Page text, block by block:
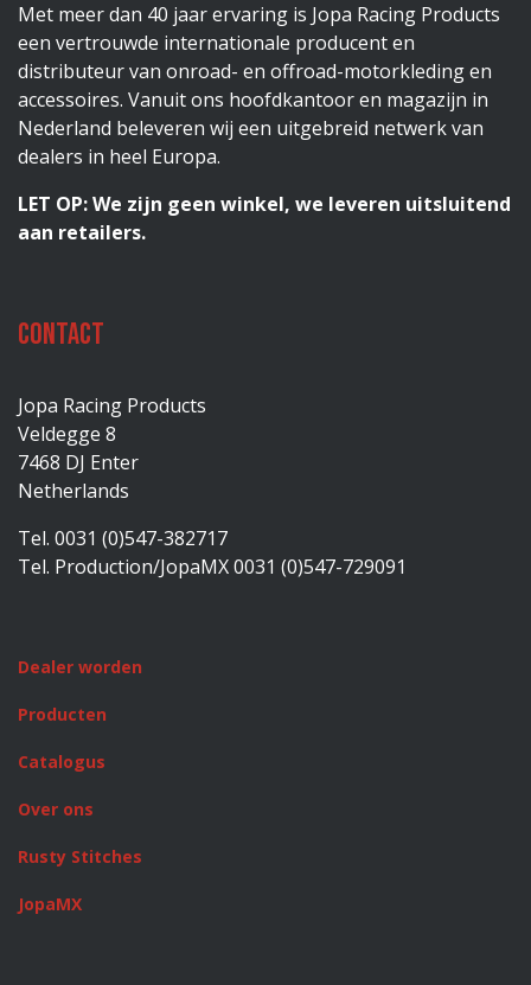
Met meer dan 40 jaar ervaring is Jopa Racing Products
een vertrouwde internationale producent en
distributeur van onroad- en offroad-motorkleding en
accessoires. Vanuit ons hoofdkantoor en magazijn in
Nederland beleveren wij een uitgebreid netwerk van
dealers in heel Europa.
LET OP: We zijn geen winkel, we leveren uitsluitend
aan retailers.
Contact
Jopa Racing Products
Veldegge 8
7468 DJ Enter
Netherlands
Tel. 0031 (0)547-382717
Tel. Production/JopaMX 0031 (0)547-729091
Dealer worden
Producten
Catalogus
Over ons
Rusty Stitches
JopaMX